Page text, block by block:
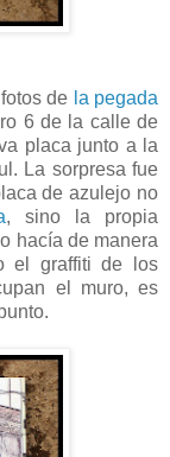
de la pegada
6 de la calle de
placa junto a la
La sorpresa fue
de azulejo no
, sino la propia
hacía de manera
el graffiti de los
el muro, es